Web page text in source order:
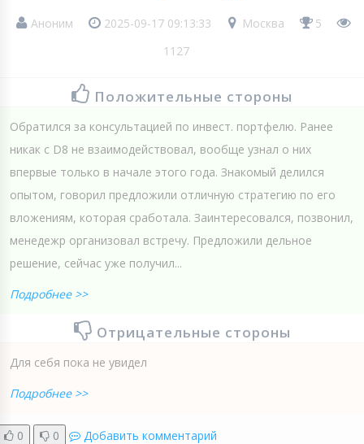
Аноним 2025-09-17 09:13:33 Москва
5
1127
Положительные стороны
Обратился за консультацией по инвест. портфелю. Ранее
никак с D8 не взаимодействовал, вообще узнал о них
впервые только в начале этого года. Знакомый делился
опытом, говорил предложили отличную стратегию по его
вложениям, которая сработала. Заинтересовался, позвонил,
менедежр организовал встречу. Предложили дельное
решение, сейчас уже получил...
Подробнее >>
Отрицательные стороны
Для себя пока не увидел
Подробнее >>
0 0 Добавить комментарий